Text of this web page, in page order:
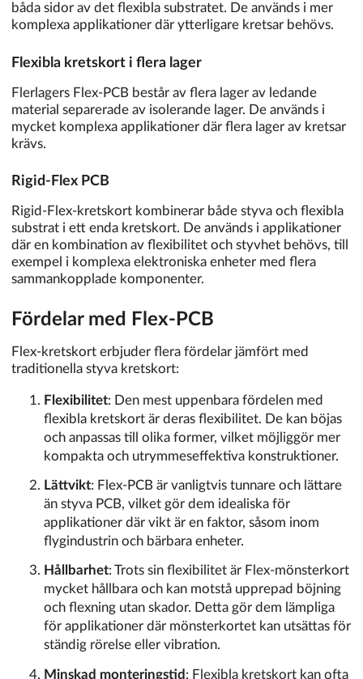
båda sidor av det flexibla substratet. De används i mer
komplexa applikationer där ytterligare kretsar behövs.
Flexibla kretskort i flera lager
Flerlagers Flex-PCB består av flera lager av ledande
material separerade av isolerande lager. De används i
mycket komplexa applikationer där flera lager av kretsar
krävs.
Rigid-Flex PCB
Rigid-Flex-kretskort kombinerar både styva och flexibla
substrat i ett enda kretskort. De används i applikationer
där en kombination av flexibilitet och styvhet behövs, till
exempel i komplexa elektroniska enheter med flera
sammankopplade komponenter.
Fördelar med Flex-PCB
Flex-kretskort erbjuder flera fördelar jämfört med
traditionella styva kretskort:
Flexibilitet: Den mest uppenbara fördelen med
flexibla kretskort är deras flexibilitet. De kan böjas
och anpassas till olika former, vilket möjliggör mer
kompakta och utrymmeseffektiva konstruktioner.
Lättvikt: Flex-PCB är vanligtvis tunnare och lättare
än styva PCB, vilket gör dem idealiska för
applikationer där vikt är en faktor, såsom inom
flygindustrin och bärbara enheter.
Hållbarhet: Trots sin flexibilitet är Flex-mönsterkort
mycket hållbara och kan motstå upprepad böjning
och flexning utan skador. Detta gör dem lämpliga
för applikationer där mönsterkortet kan utsättas för
ständig rörelse eller vibration.
Minskad monteringstid : Flexibla kretskort kan ofta